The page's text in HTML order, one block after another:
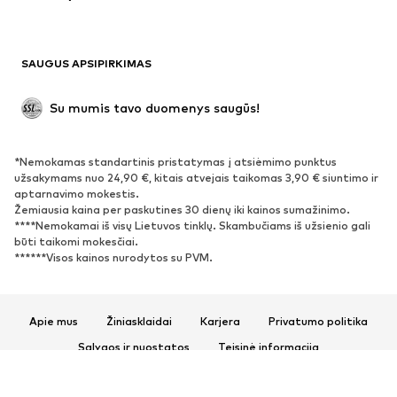
Proginiai
Išskirtiniai
BATAI
Naujienos
Sportbačiai
Aulinukai
Batai su kulniukais
Auliniai batai
Įsispiriami bateliai
Šlepetės
SAUGUS APSIPIRKIMAS
Su mumis tavo duomenys saugūs!
*Nemokamas standartinis pristatymas į atsiėmimo punktus
užsakymams nuo 24,90 €, kitais atvejais taikomas 3,90 € siuntimo ir
aptarnavimo mokestis.
Žemiausia kaina per paskutines 30 dienų iki kainos sumažinimo.
****Nemokamai iš visų Lietuvos tinklų. Skambučiams iš užsienio gali
būti taikomi mokesčiai.
******Visos kainos nurodytos su PVM.
Apie mus Žiniasklaidai Karjera
Privatumo politika
Sąlygos ir nuostatos
Teisinė informacija